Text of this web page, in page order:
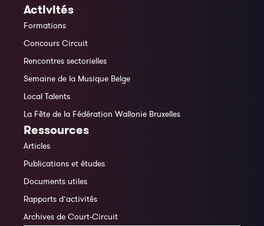
Activités
Formations
Concours Circuit
Rencontres sectorielles
Semaine de la Musique Belge
Local Talents
La Fête de la Fédération Wallonie Bruxelles
Ressources
Articles
Publications et études
Documents utiles
Rapports d’activités
Archives de Court-Circuit